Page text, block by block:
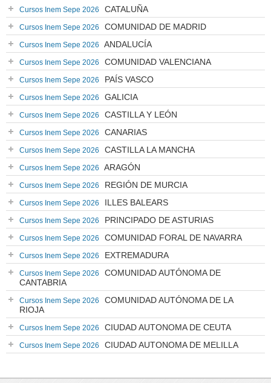
Cursos Inem Sepe 2026 CATALUÑA
Cursos Inem Sepe 2026 COMUNIDAD DE MADRID
Cursos Inem Sepe 2026 ANDALUCÍA
Cursos Inem Sepe 2026 COMUNIDAD VALENCIANA
Cursos Inem Sepe 2026 PAÍS VASCO
Cursos Inem Sepe 2026 GALICIA
Cursos Inem Sepe 2026 CASTILLA Y LEÓN
Cursos Inem Sepe 2026 CANARIAS
Cursos Inem Sepe 2026 CASTILLA LA MANCHA
Cursos Inem Sepe 2026 ARAGÓN
Cursos Inem Sepe 2026 REGIÓN DE MURCIA
Cursos Inem Sepe 2026 ILLES BALEARS
Cursos Inem Sepe 2026 PRINCIPADO DE ASTURIAS
Cursos Inem Sepe 2026 COMUNIDAD FORAL DE NAVARRA
Cursos Inem Sepe 2026 EXTREMADURA
Cursos Inem Sepe 2026
COMUNIDAD AUTÓNOMA DE
CANTABRIA
Cursos Inem Sepe 2026
COMUNIDAD AUTÓNOMA DE LA
RIOJA
Cursos Inem Sepe 2026 CIUDAD AUTONOMA DE CEUTA
Cursos Inem Sepe 2026 CIUDAD AUTONOMA DE MELILLA